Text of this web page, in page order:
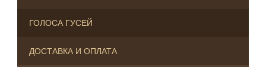
ГОЛОСА ГУСЕЙ
ДОСТАВКА И ОПЛАТА